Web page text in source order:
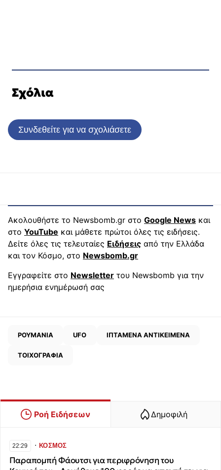
Σχόλια
Συνδεθείτε για να σχολιάσετε
Ακολουθήστε το Newsbomb.gr στο Google News και
στο YouTube και μάθετε πρώτοι όλες τις ειδήσεις.
Δείτε όλες τις τελευταίες Ειδήσεις από την Ελλάδα
και τον Κόσμο, στο Newsbomb.gr
Εγγραφείτε στο Newsletter του Newsbomb για την
ημερήσια ενημέρωσή σας
ΡΟΥΜΑΝΙΑ UFO ΙΠΤΑΜΕΝΑ ΑΝΤΙΚΕΙΜΕΝΑ
ΤΟΙΧΟΓΡΑΦΙΑ
Ροή Ειδήσεων Δημοφιλή
22:29 ∙ΚΟΣΜΟΣ
Παραπομπή Φάουτσι για περιφρόνηση του